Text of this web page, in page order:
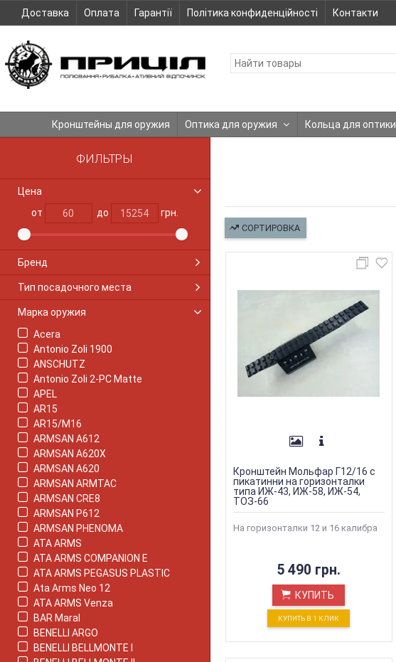
Доставка Оплата Гарантії Політика конфиденційності Контакти
Кронштейны для оружия Оптика для оружия Кольца для оптики
ФИЛЬТРЫ
Цена
от
до грн.
Бренд
Тип посадочного места
Марка оружия
Acera
Antonio Zoli 1900
ANSCHUTZ
Antonio Zoli 2-PC Matte
APEL
AR15
AR15/M16
ARMSAN A612
ARMSAN A620X
ARMSAN A620
ARMSAN ARMTAC
ARMSAN CRE8
ARMSAN P612
ARMSAN PHENOMA
ATA ARMS
ATA ARMS COMPANION E
ATA ARMS PEGASUS PLASTIC
Ata Arms Neo 12
ATA ARMS Venza
BAR Maral
BENELLI ARGO
BENELLI BELLMONTE I
СОРТИРОВКА
Кронштейн Мольфар Г12/16 с
пикатинни на горизонталки
типа ИЖ-43, ИЖ-58, ИЖ-54,
ТОЗ-66
На горизонталки 12 и 16 калибра
5 490 грн.
КУПИТЬ
КУПИТЬ В 1 КЛИК